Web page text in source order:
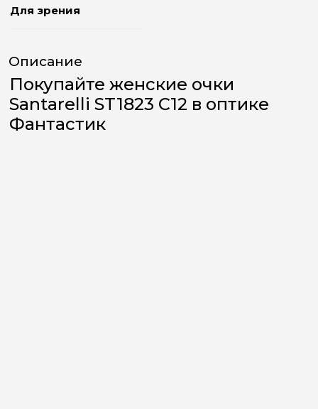
Для зрения
Описание
Покупайте женские очки
Santarelli ST1823 C12 в оптике
Фантастик